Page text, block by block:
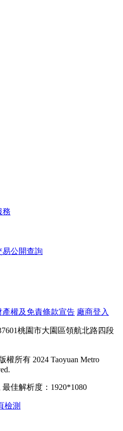
務
公開查詢
產權及免責條款宣告 廠商登入
桃園市大園區領航北路四段
所有 2024 Taoyuan Metro
佳解析度：1920*1080